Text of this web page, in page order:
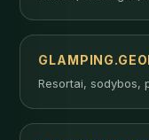
Resortai, sodybos,